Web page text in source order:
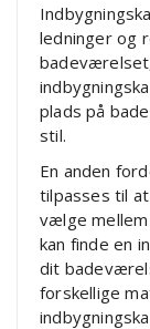
ledninger og
plads på
stil.
En anden
tilpasses til
vælge
kan finde en
dit
forskellige